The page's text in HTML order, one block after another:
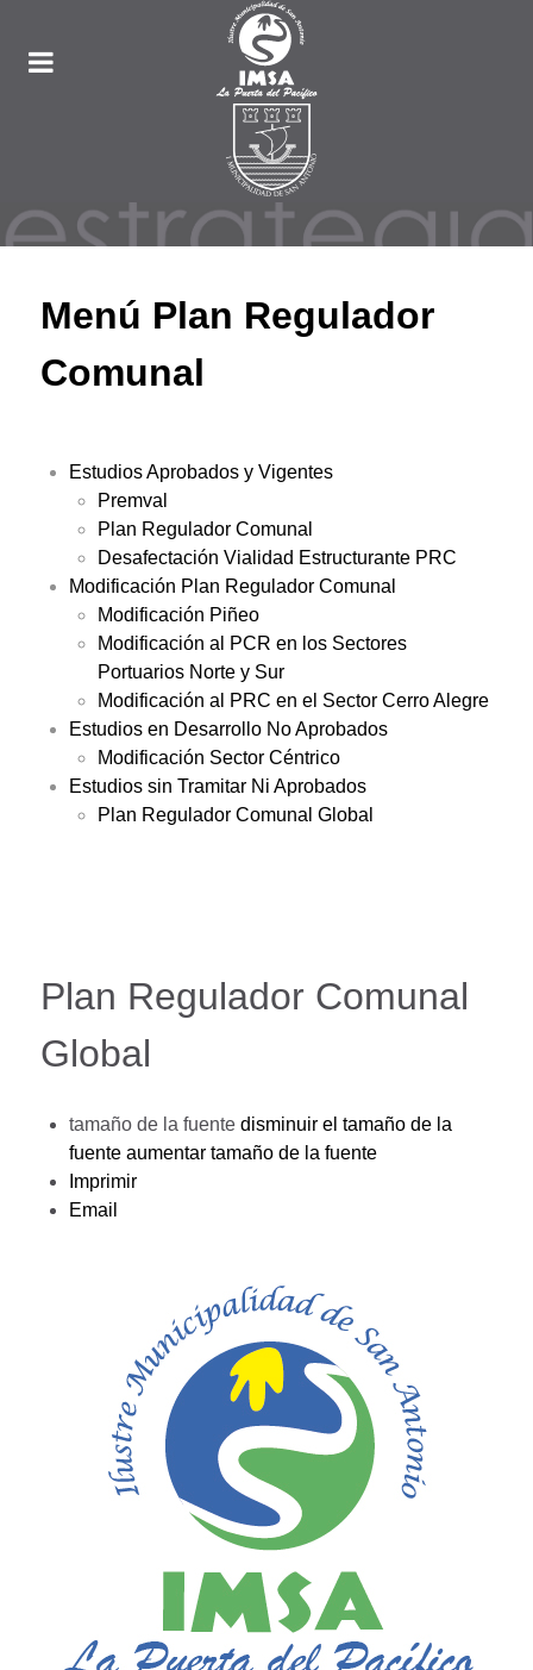
Menú Plan Regulador
Comunal
Estudios Aprobados y Vigentes
Premval
Plan Regulador Comunal
Desafectación Vialidad Estructurante PRC
Modificación Plan Regulador Comunal
Modificación Piñeo
Modificación al PCR en los Sectores
Portuarios Norte y Sur
Modificación al PRC en el Sector Cerro Alegre
Estudios en Desarrollo No Aprobados
Modificación Sector Céntrico
Estudios sin Tramitar Ni Aprobados
Plan Regulador Comunal Global
Plan Regulador Comunal
Global
tamaño de la fuente disminuir el tamaño de la
fuente aumentar tamaño de la fuente
Imprimir
Email